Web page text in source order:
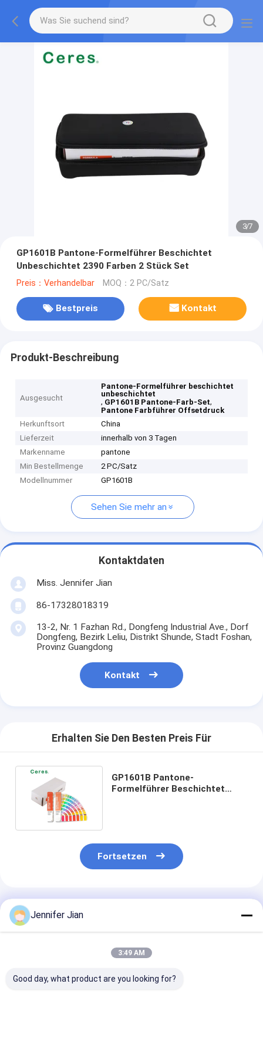
3/7
GP1601B Pantone-Formelführer Beschichtet
Unbeschichtet 2390 Farben 2 Stück Set
Preis：Verhandelbar MOQ：2 PC/Satz
Bestpreis Kontakt
Produkt-Beschreibung
Ausgesucht
Pantone-Formelführer beschichtet
unbeschichtet
, GP1601B Pantone-Farb-Set,
Pantone Farbführer Offsetdruck
Herkunftsort
China
Lieferzeit
innerhalb von 3 Tagen
Markenname
pantone
Min Bestellmenge
2 PC/Satz
Modellnummer
GP1601B
Sehen Sie mehr an
Kontaktdaten
Miss. Jennifer Jian
86-17328018319
13-2, Nr. 1 Fazhan Rd., Dongfeng Industrial Ave., Dorf
Dongfeng, Bezirk Leliu, Distrikt Shunde, Stadt Foshan,
Provinz Guangdong
Kontakt
Erhalten Sie Den Besten Preis Für
GP1601B Pantone-
Formelführer Beschichtet
Fortsetzen
Empfohlene Produkte
Jennifer Jian
3:49 AM
Good day, what product are you looking for?